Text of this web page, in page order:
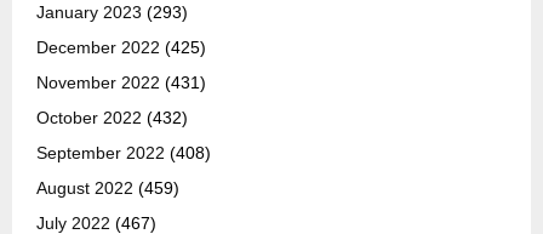
January 2023 (293)
December 2022 (425)
November 2022 (431)
October 2022 (432)
September 2022 (408)
August 2022 (459)
July 2022 (467)